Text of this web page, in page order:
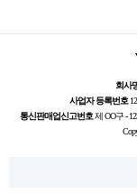
회사
사업자 등록번호
통신판매업신고번호제 OO구 -